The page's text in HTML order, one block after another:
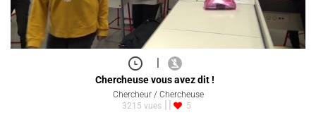
|
Chercheuse vous avez dit !
Chercheur / Chercheuse
3215 vues
5